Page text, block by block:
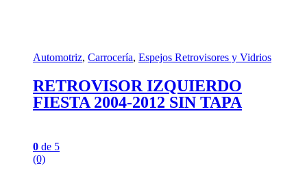
Automotriz, Carrocería, Espejos Retrovisores y Vidrios
RETROVISOR IZQUIERDO
FIESTA 2004-2012 SIN TAPA
0 de 5
(0)